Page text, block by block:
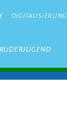
DIGITALISIERUNG
RUDERJUGEND